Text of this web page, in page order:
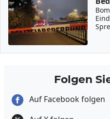
Folgen
Auf Facebook folgen